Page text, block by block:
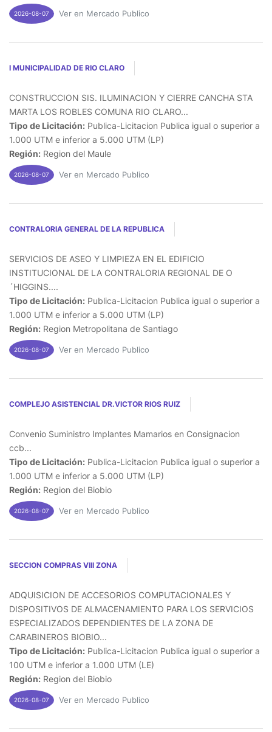
2026-08-07 Ver en Mercado Publico
I MUNICIPALIDAD DE RIO CLARO
CONSTRUCCION SIS. ILUMINACION Y CIERRE CANCHA STA
MARTA LOS ROBLES COMUNA RIO CLARO...
Tipo de Licitación: Publica-Licitacion Publica igual o superior a
1.000 UTM e inferior a 5.000 UTM (LP)
Región: Region del Maule
2026-08-07 Ver en Mercado Publico
CONTRALORIA GENERAL DE LA REPUBLICA
SERVICIOS DE ASEO Y LIMPIEZA EN EL EDIFICIO
INSTITUCIONAL DE LA CONTRALORIA REGIONAL DE O
´HIGGINS....
Tipo de Licitación: Publica-Licitacion Publica igual o superior a
1.000 UTM e inferior a 5.000 UTM (LP)
Región: Region Metropolitana de Santiago
2026-08-07 Ver en Mercado Publico
COMPLEJO ASISTENCIAL DR.VICTOR RIOS RUIZ
Convenio Suministro Implantes Mamarios en Consignacion
ccb...
Tipo de Licitación: Publica-Licitacion Publica igual o superior a
1.000 UTM e inferior a 5.000 UTM (LP)
Región: Region del Biobio
2026-08-07 Ver en Mercado Publico
SECCION COMPRAS VIII ZONA
ADQUISICION DE ACCESORIOS COMPUTACIONALES Y
DISPOSITIVOS DE ALMACENAMIENTO PARA LOS SERVICIOS
ESPECIALIZADOS DEPENDIENTES DE LA ZONA DE
CARABINEROS BIOBIO...
Tipo de Licitación: Publica-Licitacion Publica igual o superior a
100 UTM e inferior a 1.000 UTM (LE)
Región: Region del Biobio
2026-08-07 Ver en Mercado Publico